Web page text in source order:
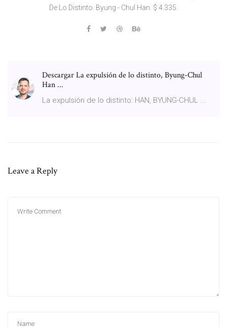
De Lo Distinto. Byung - Chul Han. $ 4.335.
Descargar La expulsión de lo distinto, Byung-Chul
Han ...
La expulsión de lo distinto: HAN, BYUNG-CHUL ...
Leave a Reply